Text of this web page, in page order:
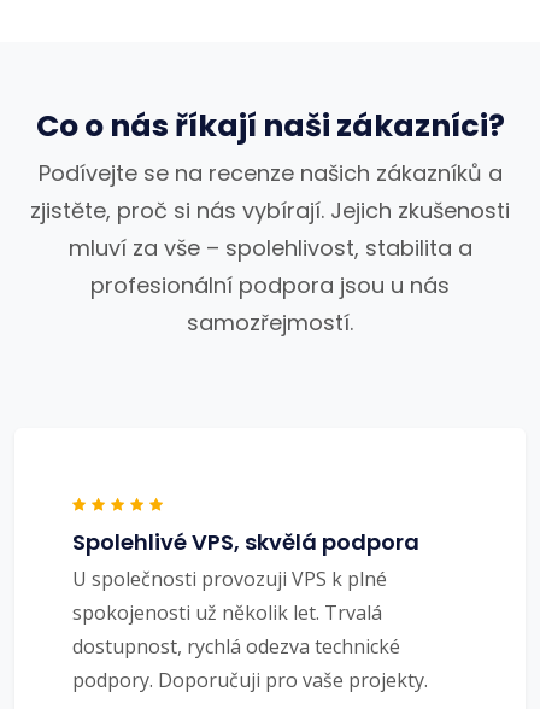
Co o nás říkají naši zákazníci?
Podívejte se na recenze našich zákazníků a
zjistěte, proč si nás vybírají. Jejich zkušenosti
mluví za vše – spolehlivost, stabilita a
profesionální podpora jsou u nás
samozřejmostí.
Spolehlivé VPS, skvělá podpora
U společnosti provozuji VPS k plné
spokojenosti už několik let. Trvalá
dostupnost, rychlá odezva technické
podpory. Doporučuji pro vaše projekty.